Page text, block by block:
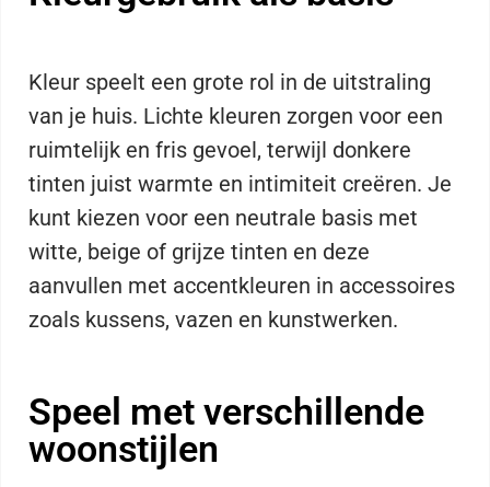
Kleur speelt een grote rol in de uitstraling
van je huis. Lichte kleuren zorgen voor een
ruimtelijk en fris gevoel, terwijl donkere
tinten juist warmte en intimiteit creëren. Je
kunt kiezen voor een neutrale basis met
witte, beige of grijze tinten en deze
aanvullen met accentkleuren in accessoires
zoals kussens, vazen en kunstwerken.
Speel met verschillende
woonstijlen